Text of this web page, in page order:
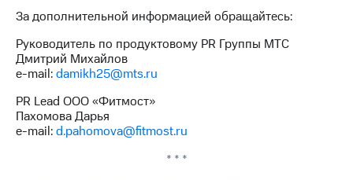
Реквизиты
Контакты
развитие
деловая этика
На главную
За дополнительной информацией обращайтесь:
Руководитель по продуктовому PR Группы МТС
Дмитрий Михайлов
e-mail:damikh25@mts.ru
PR Lead ООО «Фитмост»
Пахомова Дарья
e-mail:d.pahomova@fitmost.ru
* * *